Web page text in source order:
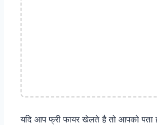
यदि आप फ्री फायर खेलते है तो आपको